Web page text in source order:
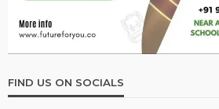
FIND US ON SOCIALS